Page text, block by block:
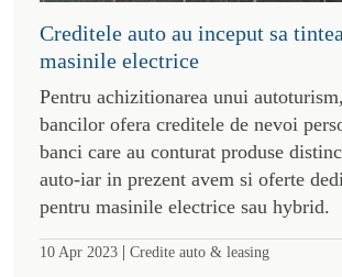
Creditele auto au inceput sa
masinile electrice
Pentru achizitionarea unui
bancilor ofera creditele de nevoi
banci care au conturat produse
auto-iar in prezent avem si oferte
pentru masinile electrice sau hybrid.
10 Apr 2023 | Credite auto & leasing